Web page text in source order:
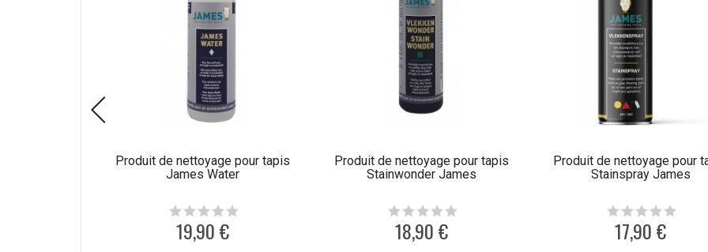
Produit de nettoyage pour tapis
James Water
19,90 €
Produit de nettoyage pour tapis
Stainwonder James
18,90 €
Produit de nettoyage pour
Stainspray James
17,90 €